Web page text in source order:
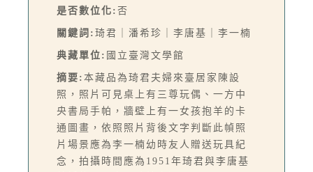
是否數位化: 否
關鍵詞: 琦君｜潘希珍｜李唐基｜李一楠
典藏單位: 國立臺灣文學館
摘要: 本藏品為琦君夫婦來臺居家陳設
照，照片可見桌上有三尊玩偶、一方中
央書局手帕，牆壁上有一女孩抱羊的卡
通圖畫，依照照片背後文字判斷此幀照
片場景應為李一楠幼時友人贈送玩具紀
念，拍攝時間應為1951年琦君與李唐基